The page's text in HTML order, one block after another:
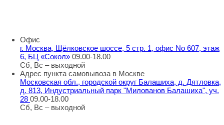
Офис
г. Москва, Щёлковское шоссе, 5 стр. 1, офис No 607, этаж
6, БЦ «Сокол» 09.00-18.00
Сб, Вс – выходной
Адрес пункта самовывоза в Москве
Московская обл., городской округ Балашиха, д. Дятловка,
д. 813, Индустриальный парк "Милованов Балашиха", уч.
28 09.00-18.00
Сб, Вс – выходной